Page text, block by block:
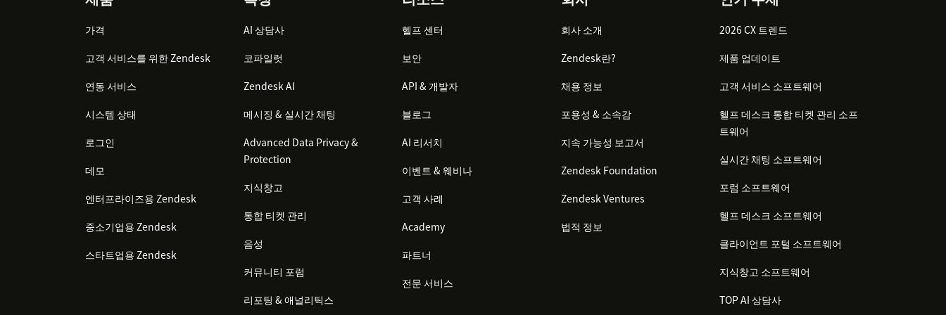
가격
고객 서비스를 위한 Zendesk
연동 서비스
시스템 상태
로그인
데모
엔터프라이즈용 Zendesk
중소기업용 Zendesk
스타트업용 Zendesk
AI 상담사
코파일럿
Zendesk AI
메시징 & 실시간 채팅
Advanced Data Privacy &
Protection
지식창고
통합 티켓 관리
음성
커뮤니티 포럼
리포팅 & 애널리틱스
헬프 센터
보안
API & 개발자
블로그
AI 리서치
이벤트 & 웨비나
고객 사례
Academy
파트너
전문 서비스
회사 소개
Zendesk란?
채용 정보
포용성 & 소속감
지속 가능성 보고서
Zendesk Foundation
Zendesk Ventures
법적 정보
2026 CX 트렌드
제품 업데이트
고객 서비스 소프트웨어
헬프 데스크 통합 티켓 관리 소프
트웨어
실시간 채팅 소프트웨어
포럼 소프트웨어
헬프 데스크 소프트웨어
클라이언트 포털 소프트웨어
지식창고 소프트웨어
TOP AI 상담사